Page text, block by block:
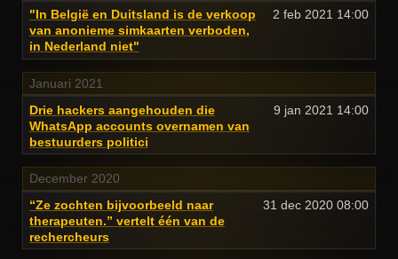
"In België en Duitsland is de verkoop
van anonieme simkaarten verboden,
in Nederland niet"
2 feb 2021 14:00
Januari 2021
Drie hackers aangehouden die
WhatsApp accounts overnamen van
bestuurders politici
9 jan 2021 14:00
December 2020
“Ze zochten bijvoorbeeld naar
therapeuten.” vertelt één van de
rechercheurs
31 dec 2020 08:00